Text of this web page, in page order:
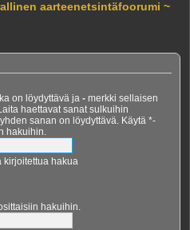
aarteenetsintäfoorumi ~
on löydyttävä ja - merkki sellaisen
haettavat sanat sulkuihin
sanan on löydyttävä. Käytä *-
hakuihin.
kirjoitettua hakua
hakuihin.